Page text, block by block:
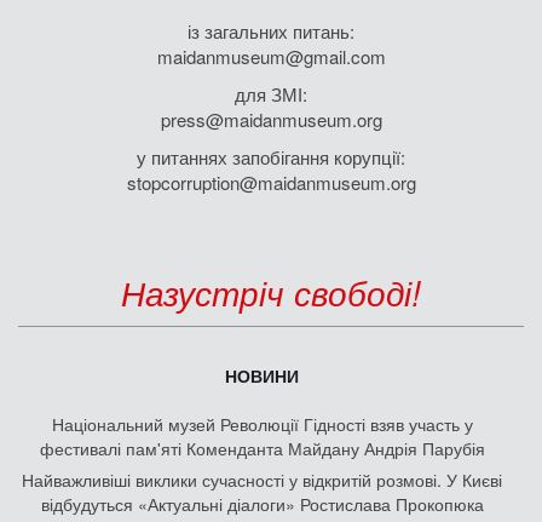
із загальних питань:
maidanmuseum@gmail.com
для ЗМІ:
press@maidanmuseum.org
у питаннях запобігання корупції:
stopcorruption@maidanmuseum.org
Назустріч свободі!
НОВИНИ
Національний музей Революції Гідності взяв участь у
фестивалі пам'яті Коменданта Майдану Андрія Парубія
Найважливіші виклики сучасності у відкритій розмові. У Києві
відбудуться «Актуальні діалоги» Ростислава Прокопюка